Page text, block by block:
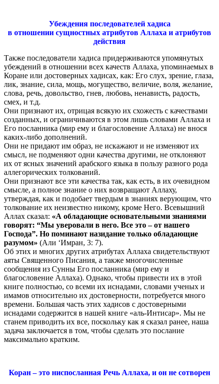
Убеждения последователей хадиса
в отношении сущностных атрибутов Аллаха и атрибутов
действия
Также последователи хадиса придерживаются упомянутых
убеждений в отношении всех качеств Аллаха, упоминаемых в
Коране или достоверных хадисах, как: Его слух, зрение, глаза,
лик, знание, сила, мощь, могущество, величие, воля, желание,
слова, речь, довольство, гнев, любовь, ненависть, радость,
смех, и т.д.
Они признают их, отрицая всякую их схожесть с качествами
созданных, и ограничиваются в этом лишь словами Аллаха и
Его посланника (мир ему и благословение Аллаха) не внося
каких-либо дополнений.
Они не придают им образ, не искажают и не изменяют их
смысл, не подменяют одни качества другими, не отклоняют
их от ясных значений арабского языка в пользу разного рода
аллегорических толкований.
Они признают все эти качества так, как есть, в их очевидном
смысле, а полное знание о них возвращают Аллаху,
утверждая, как и подобает твердым в знаниях верующим, что
толкование их неизвестно никому, кроме Него. Всевышний
Аллах сказал: «А обладающие основательными знаниями
говорят: “Мы уверовали в него. Все это – от нашего
Господа”. Но поминают назидание только обладающие
разумом» (Али ‘Имран, 3: 7).
Об этих и многих других атрибутах Аллаха свидетельствуют
аяты Священного Писания, а также многочисленные
сообщения из Сунны Его посланника (мир ему и
благословение Аллаха). Однако, чтобы привести их в этой
книге полностью, со всеми их иснадами, словами ученых и
имамов относительно их достоверности, потребуется много
времени. Большая часть этих хадисов с достоверными
иснадами содержится в нашей книге «аль-Интисар». Мы не
станем приводить их все, поскольку как я сказал ранее, наша
задача заключается в том, чтобы сделать это послание
максимально кратким.
Коран – это ниспосланная Речь Аллаха, и он не сотворен